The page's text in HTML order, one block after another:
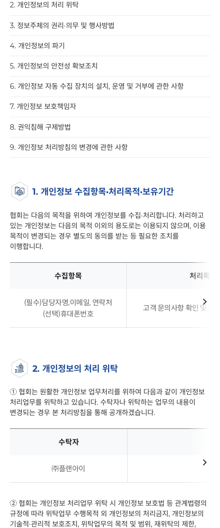
2. 개인정보의 처리 위탁
3. 정보주체의 권리·의무 및 행사방법
4. 개인정보의 파기
5. 개인정보의 안전성 확보조치
6. 개인정보 자동 수집 장치의 설치, 운영 및 거부에 관한 사항
7. 개인정보 보호책임자
8. 권익침해 구제방법
9. 개인정보 처리방침의 변경에 관한 사항
1. 개인정보 수집항목·처리목적·보유기간
협회는 다음의 목적을 위하여 개인정보를 수집·처리합니다. 처리하고
있는 개인정보는 다음의 목적 이외의 용도로는 이용되지 않으며, 이용
목적이 변경되는 경우 별도의 동의를 받는 등 필요한 조치를
이행합니다.
처리목적,
수집항목 처리목적
(필수)담당자명,이메일, 연락처
(선택)휴대폰번호
고객 문의사항 확인 및 처
2. 개인정보의 처리 위탁
① 협회는 원활한 개인정보 업무처리를 위하여 다음과 같이 개인정보
처리업무를 위탁하고 있습니다. 수탁자나 위탁하는 업무의 내용이
변경되는 경우 본 처리방침을 통해 공개하겠습니다.
위탁
수탁자,
위탁업무로
구분되어
수탁자
㈜플랜아이
② 협회는 개인정보 처리업무 위탁 시 개인정보 보호법 등 관계법령의
규정에 따라 위탁업무 수행목적 외 개인정보의 처리금지, 개인정보의
기술적·관리적 보호조치, 위탁업무의 목적 및 범위, 재위탁의 제한,